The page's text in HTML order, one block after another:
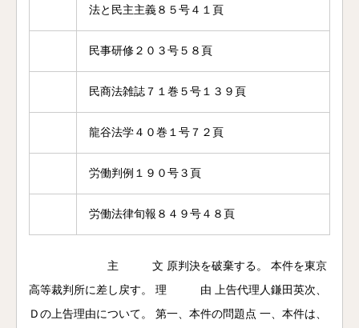
法と民主主義８５号４１頁
民事研修２０３号５８頁
民商法雑誌７１巻５号１３９頁
龍谷法学４０巻１号７２頁
労働判例１９０号３頁
労働法律旬報８４９号４８頁
主 文 原判決を破棄する。 本件を東京
高等裁判所に差し戻す。 理 由 上告代理人鎌田英次、
Ｄの上告理由について。 第一、本件の問題点 一、本件は、